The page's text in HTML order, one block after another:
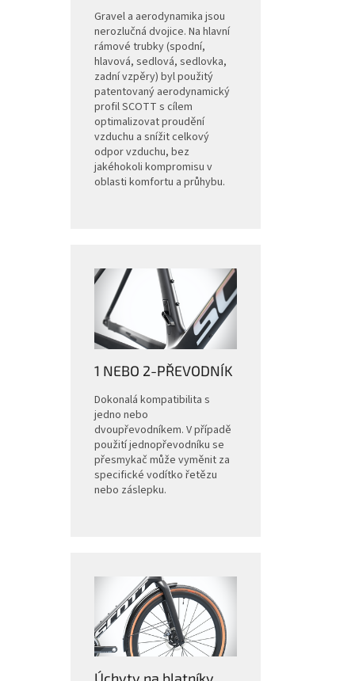
Gravel a aerodynamika jsou
nerozlučná dvojice. Na hlavní
rámové trubky (spodní,
hlavová, sedlová, sedlovka,
zadní vzpěry) byl použitý
patentovaný aerodynamický
profil SCOTT s cílem
optimalizovat proudění
vzduchu a snížit celkový
odpor vzduchu, bez
jakéhokoli kompromisu v
oblasti komfortu a průhybu.
1 NEBO 2-PŘEVODNÍK
Dokonalá kompatibilita s
jedno nebo
dvoupřevodníkem. V případě
použití jednopřevodníku se
přesmykač může vyměnit za
specifické vodítko řetězu
nebo záslepku.
Úchyty na blatníky